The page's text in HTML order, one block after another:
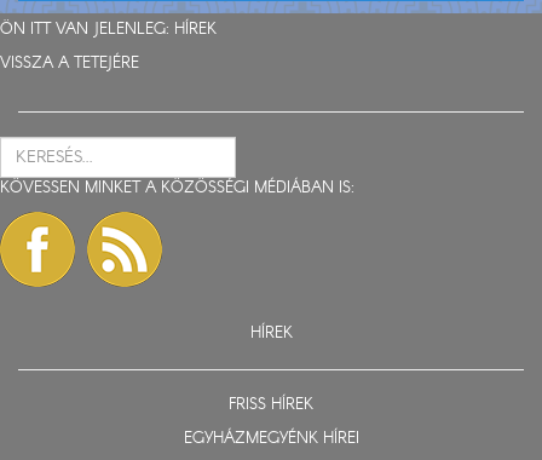
ÖN ITT VAN JELENLEG: HÍREK
VISSZA A TETEJÉRE
KÖVESSEN MINKET A KÖZÖSSÉGI MÉDIÁBAN IS:
HÍREK
FRISS HÍREK
EGYHÁZMEGYÉNK HÍREI